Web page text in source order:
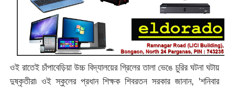
ওই রাতেই চাঁপাবেড়িয়া উচ্চ বিদ্যালয়ের গ্রিলের তালা ভেঙে চুরির ঘটনা ঘটায়
দুষ্কৃতীরা৷ ওই স্কুলের প্রধান শিক্ষক শিবরতন সরকার জানান, 'শনিবার